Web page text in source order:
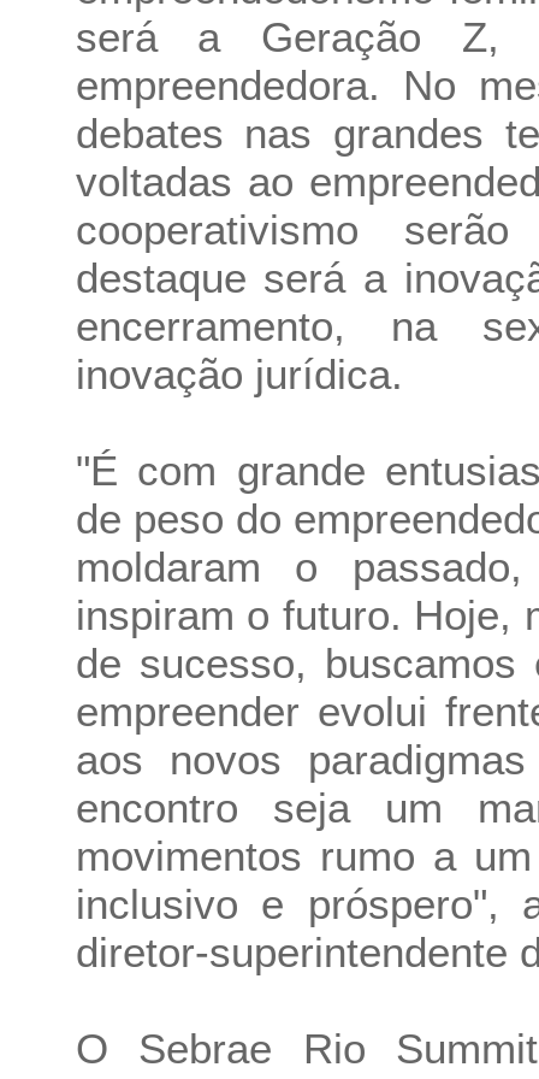
será a Geração Z,
empreendedora. No
debates nas grandes
voltadas ao
cooperativismo
destaque será a
encerramento, na
inovação jurídica.
"É com grande
de peso do
moldaram o
inspiram o futuro. Hoje,
de sucesso,
empreender evolui
aos novos
encontro seja um
movimentos rumo a
inclusivo e próspero",
diretor-superintendente
O Sebrae Rio